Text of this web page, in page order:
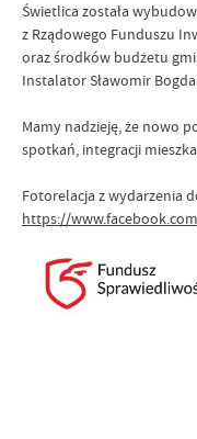
Świetlica została
z Rządowego Funduszu
oraz środków budżetu
Instalator Sławomir
Mamy nadzieję, że nowo
spotkań, integracji
Fotorelacja z wydarzenia
https://